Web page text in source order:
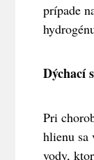
prípade
Dýchací
Pri
hlienu sa
vody,